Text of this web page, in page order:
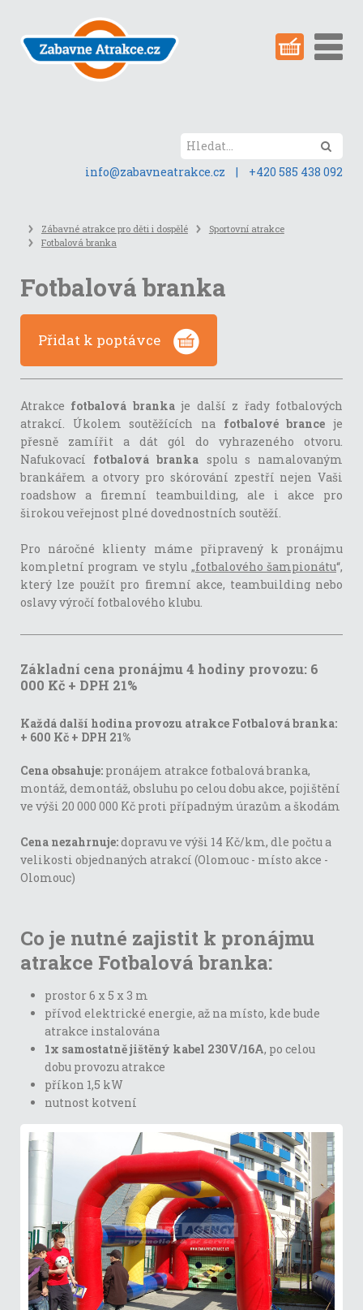
obsah
stránky
info@zabavneatrakce.cz
| +420 585 438 092
Zábavné atrakce pro děti i dospělé
Sportovní atrakce
Fotbalová branka
Fotbalová branka
Přidat k poptávce
Atrakce fotbalová brankaje další z řady fotbalových
atrakcí. Úkolem soutěžících na fotbalové brance je
přesně zamířit a dát gól do vyhrazeného otvoru.
Nafukovací fotbalová branka spolu s namalovaným
brankářem a otvory pro skórování zpestří nejen Vaši
roadshow a firemní teambuilding, ale i akce pro
širokou veřejnost plné dovednostních soutěží.
Pro náročné klienty máme připravený k pronájmu
kompletní program ve stylu „fotbalového šampionátu“,
který lze použít pro firemní akce, teambuilding nebo
oslavy výročí fotbalového klubu.
Základní cena pronájmu 4 hodiny provozu: 6
000 Kč + DPH 21%
Každá další hodina provozu atrakce Fotbalová branka:
+ 600 Kč + DPH 21%
Cena obsahuje: pronájem atrakce fotbalová branka,
montáž, demontáž, obsluhu po celou dobu akce, pojištění
ve výši 20 000 000 Kč proti případným úrazům a škodám
Cena nezahrnuje:dopravu ve výši 14 Kč/km, dle počtu a
velikosti objednaných atrakcí (Olomouc - místo akce -
Olomouc)
Co je nutné zajistit k pronájmu
atrakce Fotbalová branka:
prostor 6 x 5 x 3 m
přívod elektrické energie, až na místo, kde bude
atrakce instalována
1x samostatně jištěný kabel 230V/16A, po celou
dobu provozu atrakce
příkon 1,5 kW
nutnost kotvení